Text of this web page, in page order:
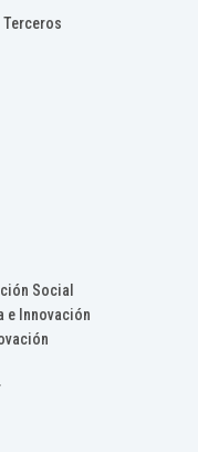
Social
e Innovación